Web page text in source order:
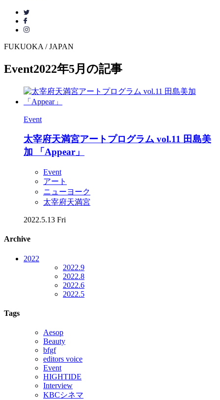
FUKUOKA / JAPAN
Event2022年5月の記事
Event
太宰府天満宮アートプログラム vol.11 田島美
加 「Appear」
Event
アート
ニューヨーク
太宰府天満宮
2022.5.13 Fri
Archive
2022
2022.9
2022.8
2022.6
2022.5
Tags
Aesop
Beauty
bfgf
editors voice
Event
HIGHTIDE
Interview
KBCシネマ